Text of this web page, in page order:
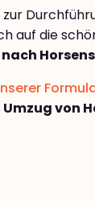
auf die
Horsens
von